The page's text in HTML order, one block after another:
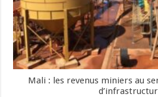
Mali : les revenus miniers au